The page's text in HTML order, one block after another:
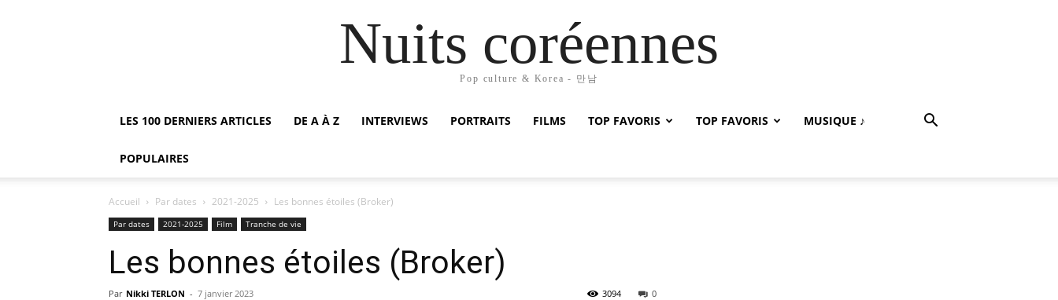
Nuits coréennes
Pop culture & Korea - 만남
LES 100 DERNIERS ARTICLES DE A À Z INTERVIEWS PORTRAITS FILMS TOP FAVORIS TOP FAVORIS MUSIQUE ♪
POPULAIRES
Accueil Par dates 2021-2025 Les bonnes étoiles (Broker)
Par dates 2021-2025 Film Tranche de vie
Les bonnes étoiles (Broker)
Par Nikki TERLON - 7 janvier 2023 0
3094